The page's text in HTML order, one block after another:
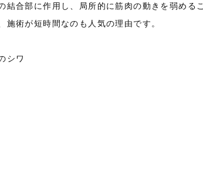
結合部に作用し、局所的に筋肉の動きを弱めるこ
術が短時間なのも人気の理由です。
シワ